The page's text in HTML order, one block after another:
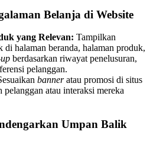
Belanja di Website
yang Relevan: Tampilkan
di halaman beranda, halaman produk,
berdasarkan riwayat penelusuran,
pelanggan.
banneratau promosi di situs
pelanggan atau interaksi mereka
Umpan Balik